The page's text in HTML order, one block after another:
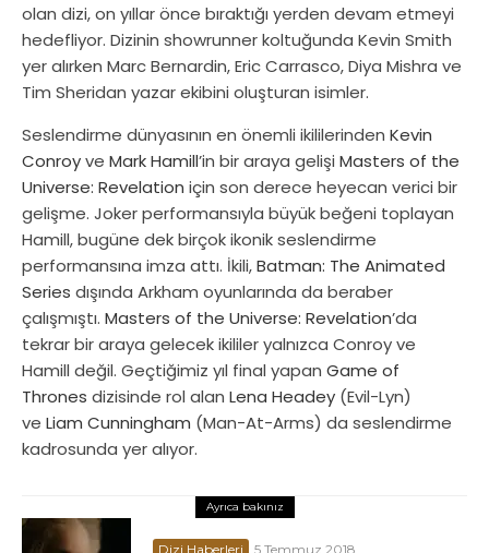
olan dizi, on yıllar önce bıraktığı yerden devam etmeyi
hedefliyor. Dizinin showrunner koltuğunda Kevin Smith
yer alırken Marc Bernardin, Eric Carrasco, Diya Mishra ve
Tim Sheridan yazar ekibini oluşturan isimler.
Seslendirme dünyasının en önemli ikililerinden Kevin
Conroyve Mark Hamill’in bir araya gelişi Masters of the
Universe: Revelation için son derece heyecan verici bir
gelişme. Joker performansıyla büyük beğeni toplayan
Hamill, bugüne dek birçok ikonik seslendirme
performansına imza attı. İkili,Batman: The Animated
Series dışında Arkham oyunlarında da beraber
çalışmıştı. Masters of the Universe: Revelation’da
tekrar bir araya gelecek ikililer yalnızca Conroy ve
Hamill değil. Geçtiğimiz yıl final yapan Game of
Thrones dizisinde rol alan Lena Headey (Evil-Lyn)
ve Liam Cunningham (Man-At-Arms) da seslendirme
kadrosunda yer alıyor.
Ayrıca bakınız
Dizi Haberleri 5 Temmuz 2018